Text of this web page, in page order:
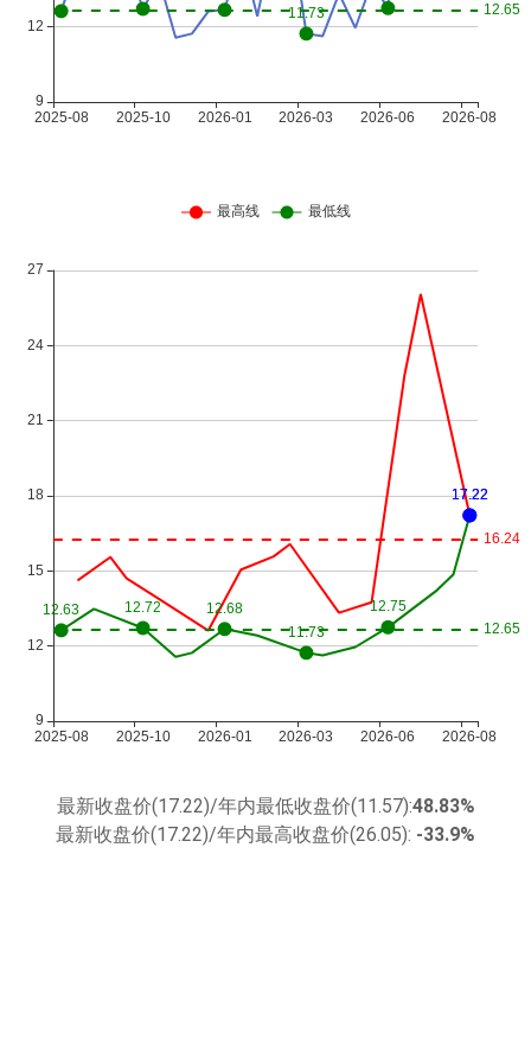
最新收盘价(17.22)/年内最低收盘价(11.57):48.83%
最新收盘价(17.22)/年内最高收盘价(26.05): -33.9%